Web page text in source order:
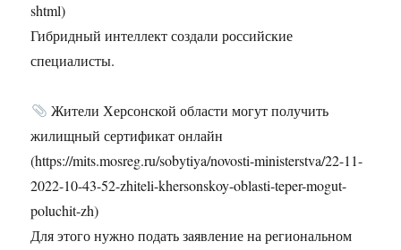
shtml)
Гибридный интеллект создали российские
специалисты.
Жители Херсонской области могут получить
жилищный сертификат онлайн
(https://mits.mosreg.ru/sobytiya/novosti-ministerstva/22-11-
2022-10-43-52-zhiteli-khersonskoy-oblasti-teper-mogut-
poluchit-zh)
Для этого нужно подать заявление на региональном